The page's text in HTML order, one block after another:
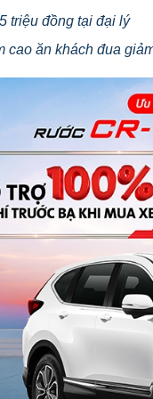
triệu đồng tại đại lý
cao ăn khách đua